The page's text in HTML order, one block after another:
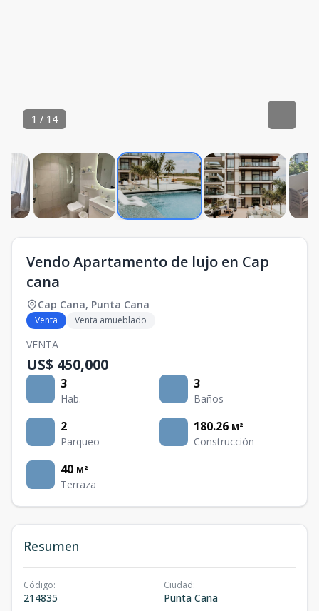
1 / 14
Vendo Apartamento de lujo en Cap
cana
Cap Cana, Punta Cana
Venta Venta amueblado
VENTA
US$ 450,000
3
Hab.
3
Baños
2
Parqueo
180.26 M²
Construcción
40 M²
Terraza
Resumen
Código:
214835
Ciudad:
Punta Cana